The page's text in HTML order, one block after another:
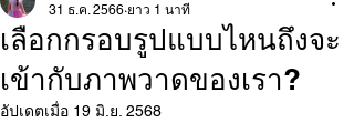
เลือกกรอบรูปแบบไหนถึงจะ
เข้ากับภาพวาดของเรา?
31 ธ.ค. 2566 ยาว 1 นาที
อัปเดตเมื่อ 19 มิ.ย. 2568